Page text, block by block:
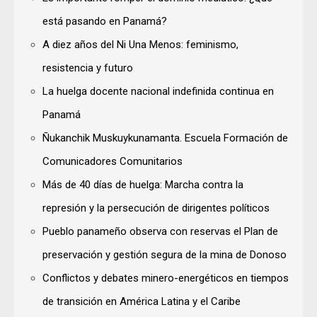
está pasando en Panamá?
A diez años del Ni Una Menos: feminismo,
resistencia y futuro
La huelga docente nacional indefinida continua en
Panamá
Ñukanchik Muskuykunamanta. Escuela Formación de
Comunicadores Comunitarios
Más de 40 días de huelga: Marcha contra la
represión y la persecución de dirigentes políticos
Pueblo panameño observa con reservas el Plan de
preservación y gestión segura de la mina de Donoso
Conflictos y debates minero-energéticos en tiempos
de transición en América Latina y el Caribe